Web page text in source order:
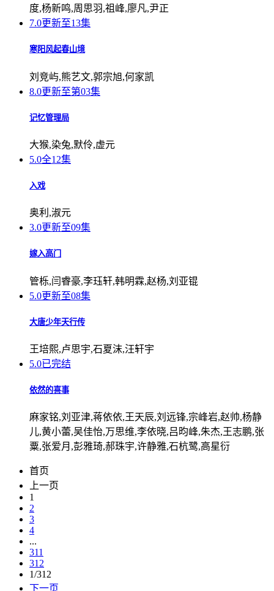
度,杨新鸣,周思羽,祖峰,廖凡,尹正
7.0更新至13集
寒阳风起春山境
刘竞屿,熊艺文,郭宗旭,何家凯
8.0更新至第03集
记忆管理局
大猴,染兔,默伶,虚元
5.0全12集
入戏
奥利,淑元
3.0更新至09集
嫁入高门
管栎,闫睿豪,李珏轩,韩明霖,赵杨,刘亚锟
5.0更新至08集
大唐少年天行传
王培熙,卢思宇,石夏沫,汪轩宇
5.0已完结
依然的喜事
麻家铭,刘亚津,蒋依依,王天辰,刘远锋,宗峰岩,赵帅,杨静
儿,黄小蕾,吴佳怡,万思维,李依晓,吕昀峰,朱杰,王志鹏,张
粟,张爱月,彭雅琦,郝珠宇,许静雅,石杭鹭,高星衍
首页
上一页
1
2
3
4
...
311
312
1/312
下一页